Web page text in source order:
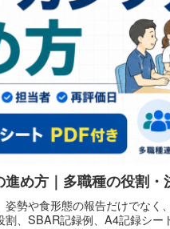
め方｜多職種の役割・
姿勢や食形態の報告だけでなく
、SBAR記録例、A4記録シー